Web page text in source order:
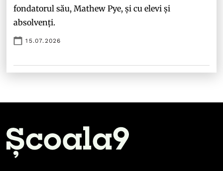
fondatorul său, Mathew Pye, și cu elevi și
absolvenți.
15.07.2026